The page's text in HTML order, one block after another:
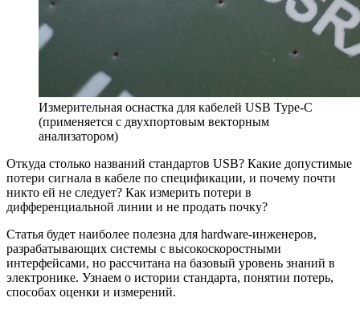
Измерительная оснастка для кабелей USB Type-C
(применяется с двухпортовым векторным
анализатором)
Откуда столько названий стандартов USB? Какие допустимые
потери сигнала в кабеле по спецификации, и почему почти
никто ей не следует? Как измерить потери в
дифференциальной линии и не продать почку?
Статья будет наиболее полезна для hardware-инженеров,
разрабатывающих системы с высокоскоростными
интерфейсами, но рассчитана на базовый уровень знаний в
электронике. Узнаем о истории стандарта, понятии потерь,
способах оценки и измерений.